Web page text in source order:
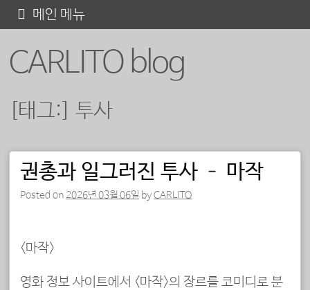
CARLITO blog
메인 메뉴
텐
[태그:] 투사
포스트 내비게이션
권총과 일그러진 투사 – 마작
Posted on 2026년 03월 06일 byCARLITO
<마작>
영화 정보 사이트에서 <마작>의 장르를 코미디로 분